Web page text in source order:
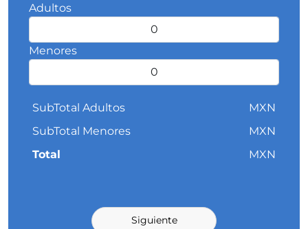
Adultos
Menores
SubTotal Adultos
MXN
SubTotal Menores
MXN
Total
MXN
Siguiente